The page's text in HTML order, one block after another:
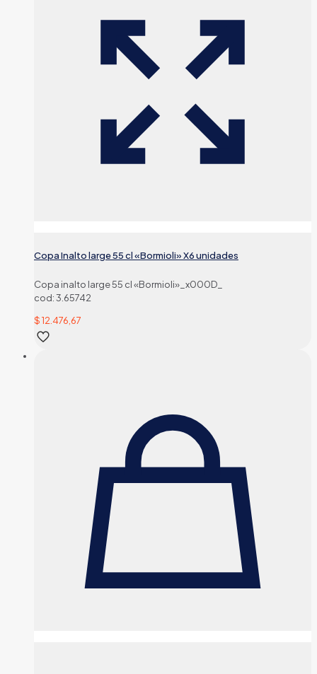
Copa Inalto large 55 cl «Bormioli» X6 unidades
Copa inalto large 55 cl «Bormioli»_x000D_
cod: 3.65742
$12.476,67